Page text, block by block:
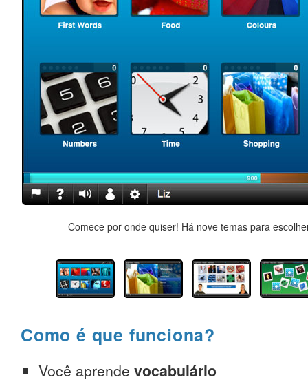
Comece por onde quiser! Há nove temas para
Como é que funciona?
Você aprende vocabulário